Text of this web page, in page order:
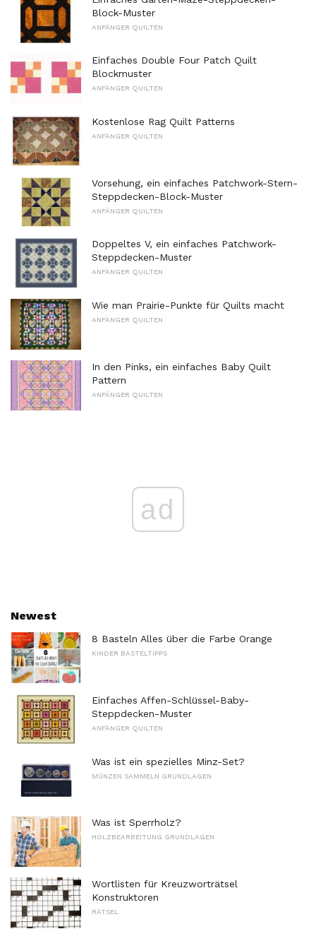
Block-Muster
ANFÄNGER QUILTEN
Einfaches Double Four Patch Quilt
Blockmuster
ANFÄNGER QUILTEN
Kostenlose Rag Quilt Patterns
ANFÄNGER QUILTEN
Vorsehung, ein einfaches Patchwork-Stern-
Steppdecken-Block-Muster
ANFÄNGER QUILTEN
Doppeltes V, ein einfaches Patchwork-
Steppdecken-Muster
ANFÄNGER QUILTEN
Wie man Prairie-Punkte für Quilts macht
ANFÄNGER QUILTEN
In den Pinks, ein einfaches Baby Quilt
Pattern
ANFÄNGER QUILTEN
ad
Newest
8 Basteln Alles über die Farbe Orange
KINDER BASTELTIPPS
Einfaches Affen-Schlüssel-Baby-
Steppdecken-Muster
ANFÄNGER QUILTEN
Was ist ein spezielles Minz-Set?
MÜNZEN SAMMELN GRUNDLAGEN
Was ist Sperrholz?
HOLZBEARBEITUNG GRUNDLAGEN
Wortlisten für Kreuzworträtsel
Konstruktoren
RÄTSEL